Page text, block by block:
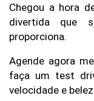
Chegou a hora
divertida que
proporciona.
Agende agora
faça um test
velocidade e